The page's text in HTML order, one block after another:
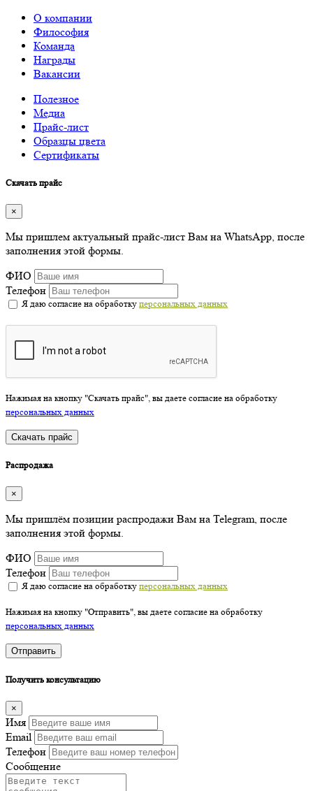
О компании
Философия
Команда
Награды
Вакансии
Полезное
Медиа
Прайс-лист
Образцы цвета
Сертификаты
Скачать прайс
×
Мы пришлем актуальный прайс-лист Вам на WhatsApp, после
заполнения этой формы.
ФИО
Телефон
Я даю согласие на обработку персональных данных
Нажимая на кнопку "Скачать прайс", вы даете согласие на обработку
персональных данных
Скачать прайс
Распродажа
×
Мы пришлём позиции распродажи Вам на Telegram, после
заполнения этой формы.
ФИО
Телефон
Я даю согласие на обработку персональных данных
Нажимая на кнопку "Отправить", вы даете согласие на обработку
персональных данных
Отправить
Получить консультацию
×
Имя
Email
Телефон
Сообщение